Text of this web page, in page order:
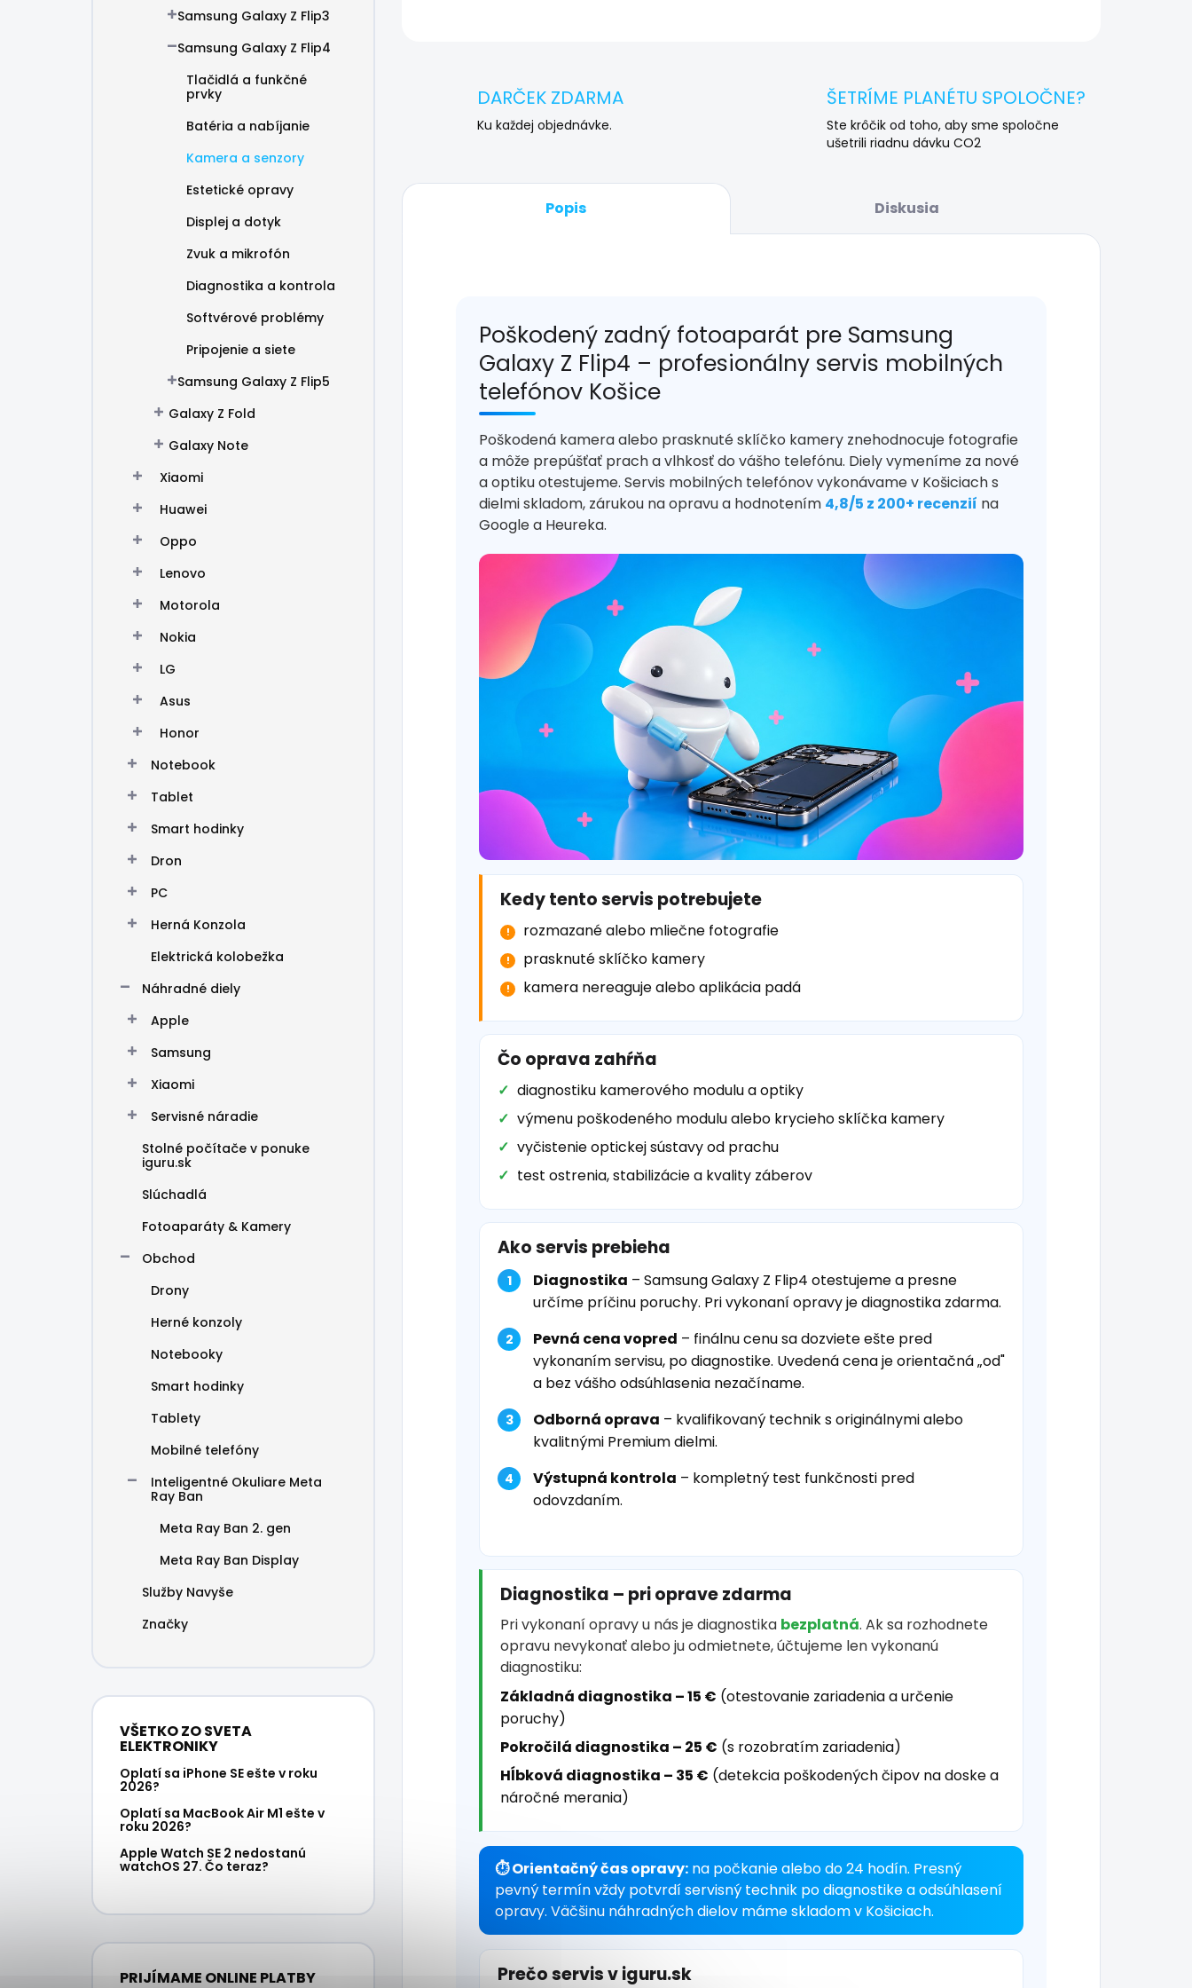
Samsung Galaxy Z Flip3
Samsung Galaxy Z Flip4
Tlačidlá a funkčné
prvky
Batéria a nabíjanie
Kamera a senzory
Estetické opravy
Displej a dotyk
Zvuk a mikrofón
Diagnostika a kontrola
Softvérové problémy
Pripojenie a siete
Samsung Galaxy Z Flip5
Galaxy Z Fold
Galaxy Note
Xiaomi
Huawei
Oppo
Lenovo
Motorola
Nokia
LG
Asus
Honor
Notebook
Tablet
Smart hodinky
Dron
PC
Herná Konzola
Elektrická kolobežka
Náhradné diely
Apple
Samsung
Xiaomi
Servisné náradie
Stolné počítače v ponuke
iguru.sk
Slúchadlá
Fotoaparáty & Kamery
Obchod
Drony
Herné konzoly
Notebooky
Smart hodinky
Tablety
Mobilné telefóny
Inteligentné Okuliare Meta
Ray Ban
Meta Ray Ban 2. gen
Meta Ray Ban Display
Služby Navyše
Značky
VŠETKO ZO SVETA
ELEKTRONIKY
Oplatí sa iPhone SE ešte v roku
2026?
Oplatí sa MacBook Air M1 ešte v
roku 2026?
Apple Watch SE 2 nedostanú
watchOS 27. Čo teraz?
PRIJÍMAME ONLINE PLATBY
DARČEK ZDARMA
Ku každej objednávke.
ŠETRÍME PLANÉTU SPOLOČNE?
Ste krôčik od toho, aby sme spoločne
ušetrili riadnu dávku CO2
Popis Diskusia
Poškodený zadný fotoaparát pre Samsung
Galaxy Z Flip4 – profesionálny servis mobilných
telefónov Košice
Poškodená kamera alebo prasknuté sklíčko kamery znehodnocuje fotografie
a môže prepúšťať prach a vlhkosť do vášho telefónu. Diely vymeníme za nové
a optiku otestujeme. Servis mobilných telefónov vykonávame v Košiciach s
dielmi skladom, zárukou na opravu a hodnotením 4,8/5 z 200+ recenzií na
Google a Heureka.
Kedy tento servis potrebujete
rozmazané alebo mliečne fotografie
prasknuté sklíčko kamery
kamera nereaguje alebo aplikácia padá
Čo oprava zahŕňa
diagnostiku kamerového modulu a optiky
výmenu poškodeného modulu alebo krycieho sklíčka kamery
vyčistenie optickej sústavy od prachu
test ostrenia, stabilizácie a kvality záberov
Ako servis prebieha
Diagnostika – Samsung Galaxy Z Flip4 otestujeme a presne
určíme príčinu poruchy. Pri vykonaní opravy je diagnostika zdarma.
Pevná cena vopred – finálnu cenu sa dozviete ešte pred
vykonaním servisu, po diagnostike. Uvedená cena je orientačná „od"
a bez vášho odsúhlasenia nezačíname.
Odborná oprava – kvalifikovaný technik s originálnymi alebo
kvalitnými Premium dielmi.
Výstupná kontrola – kompletný test funkčnosti pred
odovzdaním.
Diagnostika – pri oprave zdarma
Pri vykonaní opravy u nás je diagnostika bezplatná. Ak sa rozhodnete
opravu nevykonať alebo ju odmietnete, účtujeme len vykonanú
diagnostiku:
Základná diagnostika – 15 € (otestovanie zariadenia a určenie
poruchy)
Pokročilá diagnostika – 25 € (s rozobratím zariadenia)
Hĺbková diagnostika – 35 € (detekcia poškodených čipov na doske a
náročné merania)
⏱ Orientačný čas opravy: na počkanie alebo do 24 hodín. Presný
pevný termín vždy potvrdí servisný technik po diagnostike a odsúhlasení
opravy. Väčšinu náhradných dielov máme skladom v Košiciach.
Prečo servis v iguru.sk